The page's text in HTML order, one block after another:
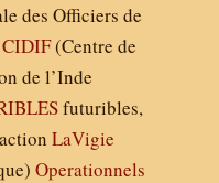
des Officiers de
CIDIF(Centre de
de l’Inde
futuribles,
LaVigie
Operationnels